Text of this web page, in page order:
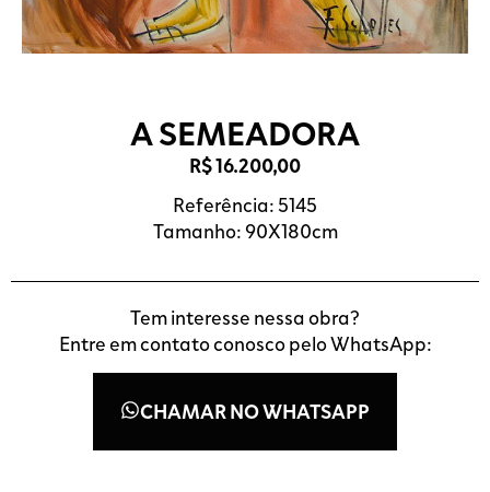
A SEMEADORA
R$16.200,00
Referência: 5145
Tamanho: 90X180cm
Tem interesse nessa obra?
Entre em contato conosco pelo WhatsApp:
CHAMAR NO WHATSAPP